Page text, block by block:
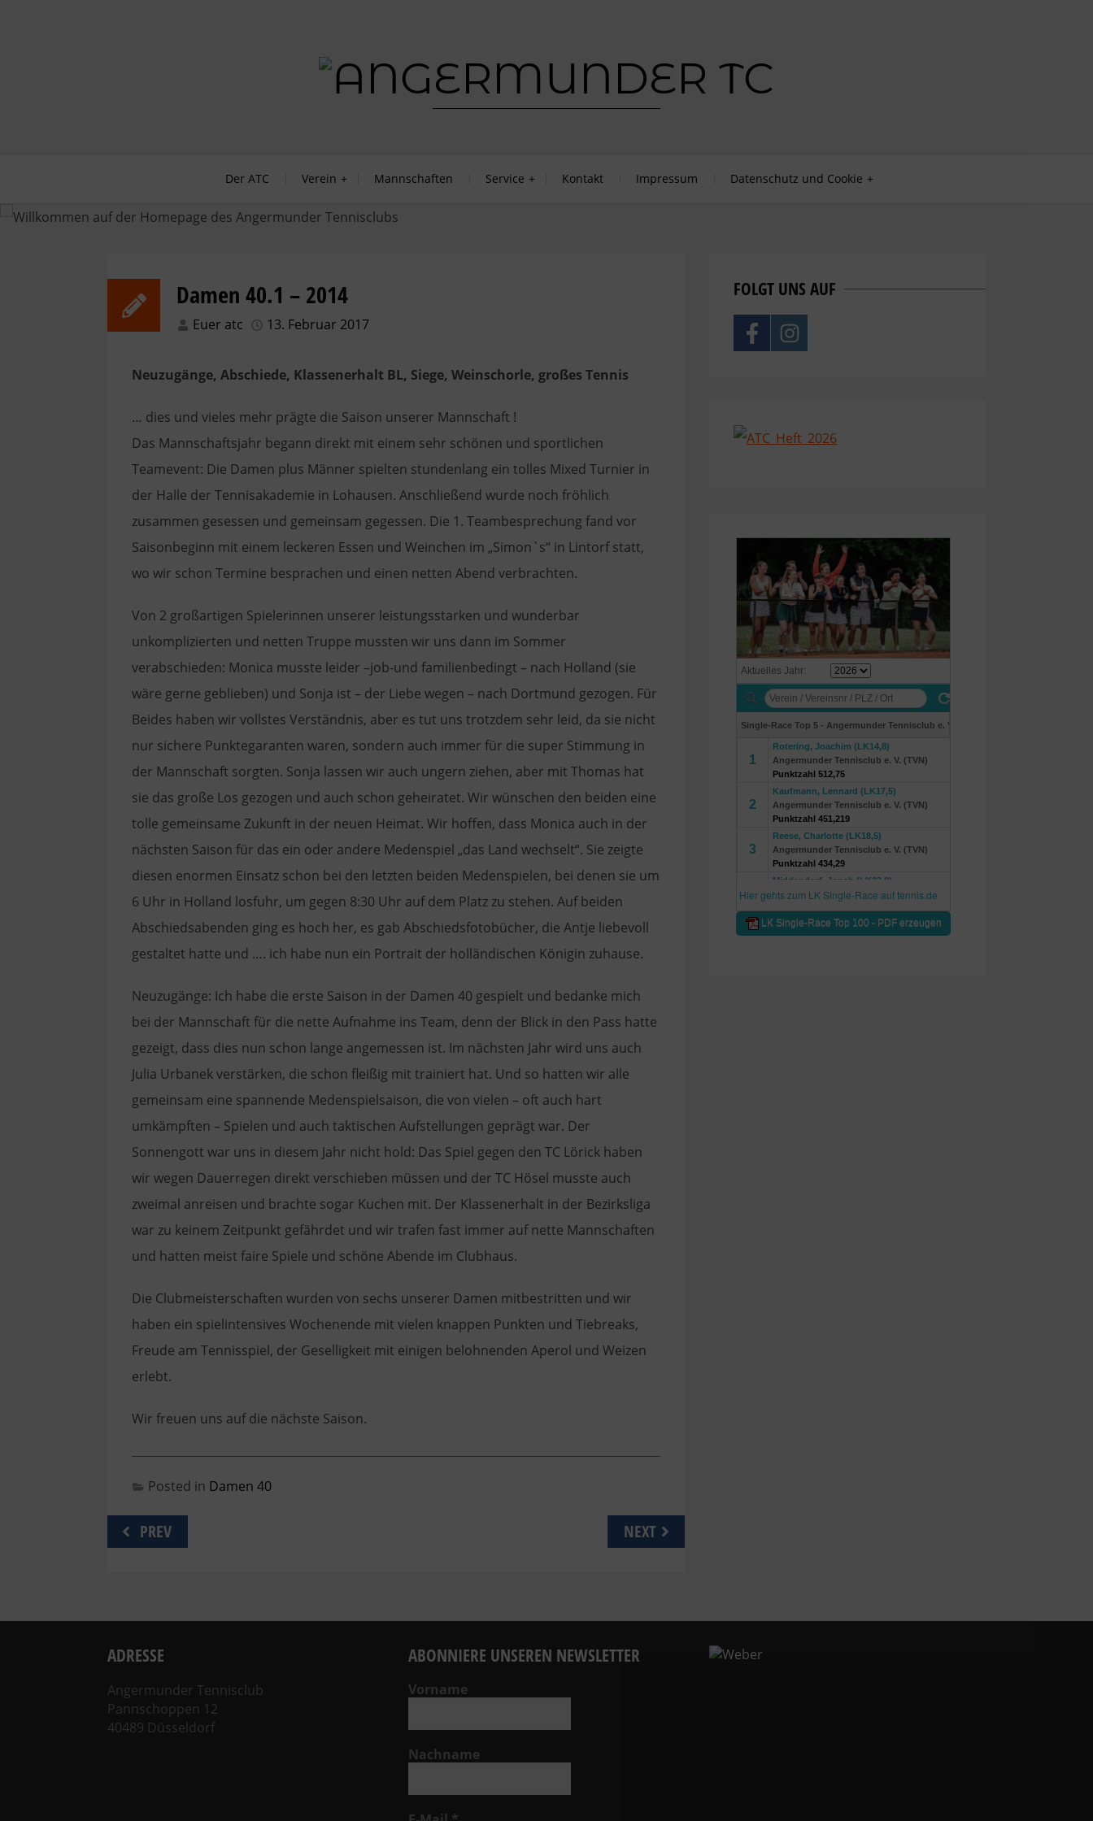
Der ATC Verein Mannschaften Service Kontakt Impressum Datenschutz und Cookie
Damen 40.1 – 2014
Euer atc 13. Februar 2017
Neuzugänge, Abschiede, Klassenerhalt BL, Siege, Weinschorle, großes Tennis
… dies und vieles mehr prägte die Saison unserer Mannschaft !
Das Mannschaftsjahr begann direkt mit einem sehr schönen und sportlichen
Teamevent: Die Damen plus Männer spielten stundenlang ein tolles Mixed Turnier in
der Halle der Tennisakademie in Lohausen. Anschließend wurde noch fröhlich
zusammen gesessen und gemeinsam gegessen. Die 1. Teambesprechung fand vor
Saisonbeginn mit einem leckeren Essen und Weinchen im „Simon`s“ in Lintorf statt,
wo wir schon Termine besprachen und einen netten Abend verbrachten.
Von 2 großartigen Spielerinnen unserer leistungsstarken und wunderbar
unkomplizierten und netten Truppe mussten wir uns dann im Sommer
verabschieden: Monica musste leider –job-und familienbedingt – nach Holland (sie
wäre gerne geblieben) und Sonja ist – der Liebe wegen – nach Dortmund gezogen. Für
Beides haben wir vollstes Verständnis, aber es tut uns trotzdem sehr leid, da sie nicht
nur sichere Punktegaranten waren, sondern auch immer für die super Stimmung in
der Mannschaft sorgten. Sonja lassen wir auch ungern ziehen, aber mit Thomas hat
sie das große Los gezogen und auch schon geheiratet. Wir wünschen den beiden eine
tolle gemeinsame Zukunft in der neuen Heimat. Wir hoffen, dass Monica auch in der
nächsten Saison für das ein oder andere Medenspiel „das Land wechselt“. Sie zeigte
diesen enormen Einsatz schon bei den letzten beiden Medenspielen, bei denen sie um
6 Uhr in Holland losfuhr, um gegen 8:30 Uhr auf dem Platz zu stehen. Auf beiden
Abschiedsabenden ging es hoch her, es gab Abschiedsfotobücher, die Antje liebevoll
gestaltet hatte und …. ich habe nun ein Portrait der holländischen Königin zuhause.
Neuzugänge: Ich habe die erste Saison in der Damen 40 gespielt und bedanke mich
bei der Mannschaft für die nette Aufnahme ins Team, denn der Blick in den Pass hatte
gezeigt, dass dies nun schon lange angemessen ist. Im nächsten Jahr wird uns auch
Julia Urbanek verstärken, die schon fleißig mit trainiert hat. Und so hatten wir alle
gemeinsam eine spannende Medenspielsaison, die von vielen – oft auch hart
umkämpften – Spielen und auch taktischen Aufstellungen geprägt war. Der
Sonnengott war uns in diesem Jahr nicht hold: Das Spiel gegen den TC Lörick haben
wir wegen Dauerregen direkt verschieben müssen und der TC Hösel musste auch
zweimal anreisen und brachte sogar Kuchen mit. Der Klassenerhalt in der Bezirksliga
war zu keinem Zeitpunkt gefährdet und wir trafen fast immer auf nette Mannschaften
und hatten meist faire Spiele und schöne Abende im Clubhaus.
Die Clubmeisterschaften wurden von sechs unserer Damen mitbestritten und wir
haben ein spielintensives Wochenende mit vielen knappen Punkten und Tiebreaks,
Freude am Tennisspiel, der Geselligkeit mit einigen belohnenden Aperol und Weizen
erlebt.
Wir freuen uns auf die nächste Saison.
Posted in Damen 40
Beitragsnavigation
PREV NEXT
FOLGT UNS AUF
ADRESSE
Angermunder Tennisclub
Pannschoppen 12
40489 Düsseldorf
ABONNIERE UNSEREN NEWSLETTER
Vorname
Nachname